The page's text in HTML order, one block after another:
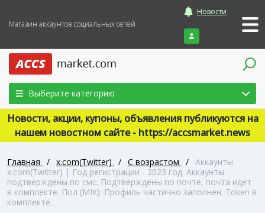
Магазин аккаунтов социальных сетей
Новости
Войти
Выберите категорию
Новости, акции, купоны, объявления публикуются на
нашем новостном сайте - https://accsmarket.news
Главная / x.com(Twitter) / С возрастом / Аккаунты
x.com(Twitter) | Год регистрации - 2023 год. Аккаунты
подтверждены по смс. Подтверждены по почте, почта идет
в комплекте. Пол (MIX). Профиль частично заполнен. Token в
комплекте.